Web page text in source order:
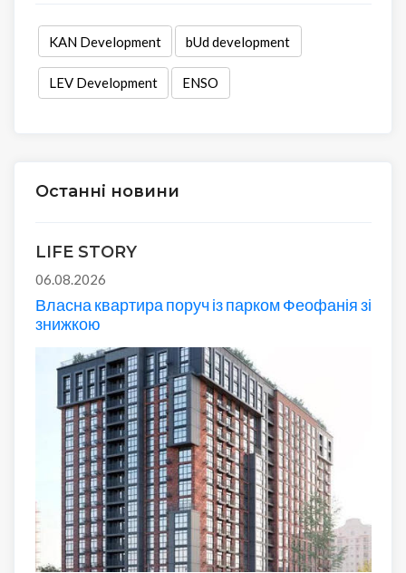
KAN Development bUd development
LEV Development ENSO
Останні новини
LIFE STORY
06.08.2026
Власна квартира поруч із парком Феофанія зі
знижкою